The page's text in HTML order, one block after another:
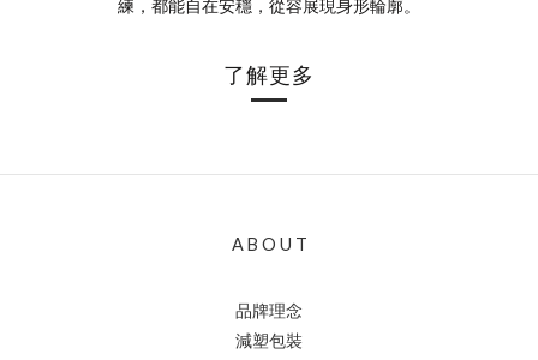
練，都能自在安穩，從容展現身形輪廓。
了解更多
A B O U T
品牌理念
減塑包裝